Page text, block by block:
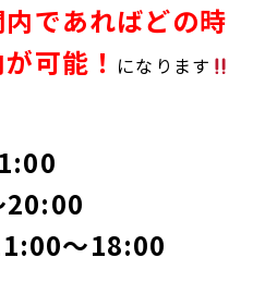
店舗へのお問い合わせ
スタジオプログラム情報
よくあるご質問
JOYFIT
であればどの時
可能！ になります
20:00
〜18:00